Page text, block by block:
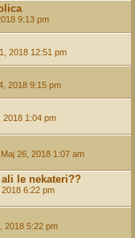
9:13 pm
2018 12:51 pm
2018 9:15 pm
2018 1:04 pm
26, 2018 1:07 am
le nekateri??
6:22 pm
2018 5:22 pm